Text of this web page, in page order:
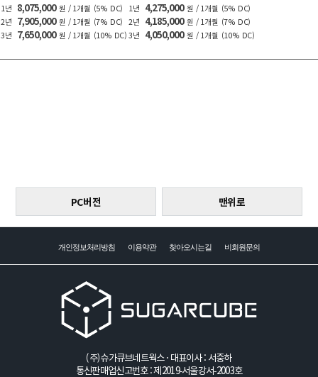
1년
8,075,000 원 / 1개월
(5% DC)
2년
7,905,000 원 / 1개월
(7% DC)
3년
7,650,000 원 / 1개월 (10% DC)
1년
4,275,000 원 / 1개월
(5% DC)
2년
4,185,000 원 / 1개월
(7% DC)
3년
4,050,000 원 / 1개월 (10% DC)
PC버전 맨위로
개인정보처리방침 이용약관 찾아오시는길 비회원문의
(주)슈가큐브네트웍스 · 대표이사 : 서중하
통신판매업신고번호 : 제2019-서울강서-2003호